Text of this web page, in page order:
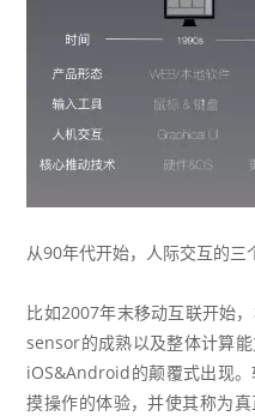
从90年代开始，人际交互的三
比如2007年末移动互联开始
sensor的成熟以及整体计算
iOS&Android的颠覆式出现
摸操作的体验，并使其称为